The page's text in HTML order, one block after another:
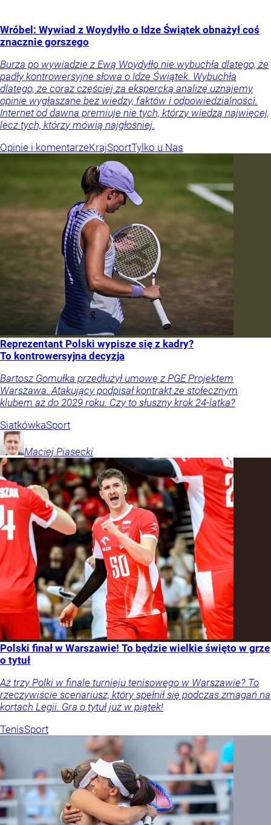
Wróbel: Wywiad z Woydyłło o Idze Świątek obnażył coś
znacznie gorszego
Burza po wywiadzie z Ewą Woydyłło nie wybuchła dlatego, że
padły kontrowersyjne słowa o Idze Świątek. Wybuchła
dlatego, że coraz częściej za ekspercką analizę uznajemy
opinie wygłaszane bez wiedzy, faktów i odpowiedzialności.
Internet od dawna premiuje nie tych, którzy wiedzą najwięcej,
lecz tych, którzy mówią najgłośniej.
Opinie i komentarzeKrajSportTylko u Nas
Reprezentant Polski wypisze się z kadry?
To kontrowersyjna decyzja
Bartosz Gomułka przedłużył umowę z PGE Projektem
Warszawa. Atakujący podpisał kontrakt ze stołecznym
klubem aż do 2029 roku. Czy to słuszny krok 24-latka?
SiatkówkaSport
Maciej Piasecki
Polski finał w Warszawie! To będzie wielkie święto w grze
o tytuł
Aż trzy Polki w finale turnieju tenisowego w Warszawie? To
rzeczywiście scenariusz, który spełnił się podczas zmagań na
kortach Legii. Gra o tytuł już w piątek!
TenisSport